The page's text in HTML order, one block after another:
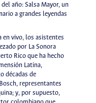
año: Salsa Mayor, un
a grandes leyendas
en vivo, los asistentes
por La Sonora
Rico que ha hecho
Latina,
décadas de
representantes
y, por supuesto,